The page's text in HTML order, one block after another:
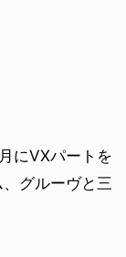
にVXパートを
グルーヴと三